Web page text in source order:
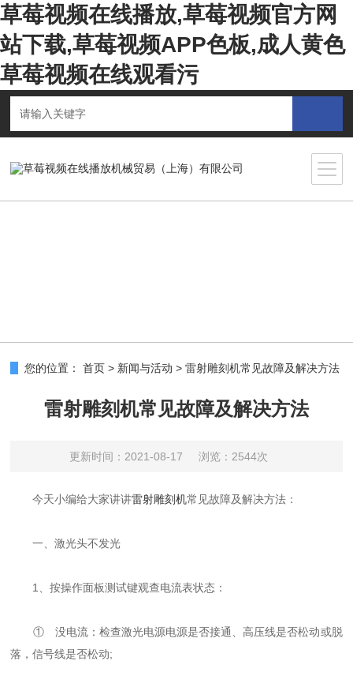
草莓视频在线播放,草莓视频官方网
站下载,草莓视频APP色板,成人黄色
草莓视频在线观看污
您的位置： 首页 > 新闻与活动 >雷射雕刻机常见故障及解决方法
雷射雕刻机常见故障及解决方法
更新时间：2021-08-17 浏览：2544次
今天小编给大家讲讲雷射雕刻机常见故障及解决方法：
一、激光头不发光
1、按操作面板测试键观查电流表状态：
① 没电流：检查激光电源电源是否接通、高压线是否松动或脱
落，信号线是否松动;